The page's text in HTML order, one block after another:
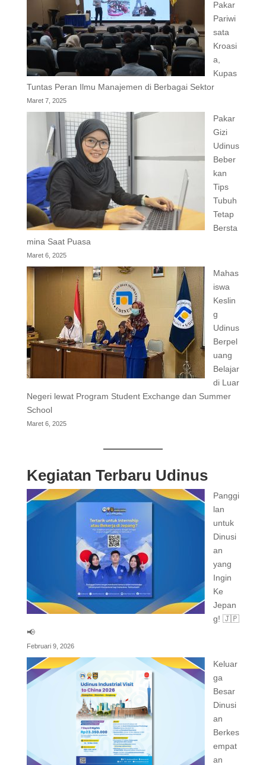
Pakar
Pariwi
sata
Kroasi
a,
Kupas
Tuntas Peran Ilmu Manajemen di Berbagai Sektor
Maret 7, 2025
Pakar
Gizi
Udinus
Beber
kan
Tips
Tubuh
Tetap
Bersta
mina Saat Puasa
Maret 6, 2025
Mahas
iswa
Keslin
g
Udinus
Berpel
uang
Belajar
di Luar
Negeri lewat Program Student Exchange dan Summer
School
Maret 6, 2025
Kegiatan Terbaru Udinus
Panggi
lan
untuk
Dinusi
an
yang
Ingin
Ke
Jepan
g! 🇯🇵
📢
Februari 9, 2026
Keluar
ga
Besar
Dinusi
an
Berkes
empat
an